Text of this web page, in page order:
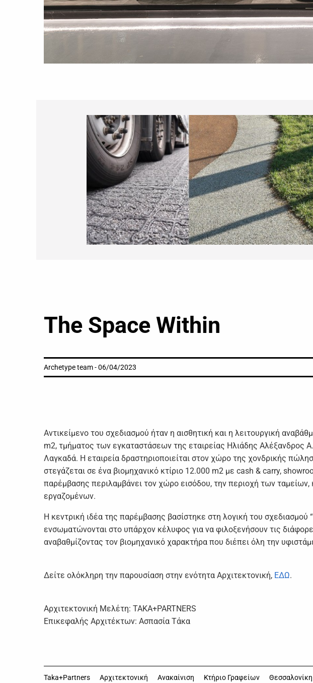
The Space Within
Archetype team - 06/04/2023
Αντικείμενο του σχεδιασμού ήταν η αισθητική και η λειτουργική
m2, τμήματος των εγκαταστάσεων της εταιρείας Ηλιάδης Αλέξανδρος
Λαγκαδά. Η εταιρεία δραστηριοποιείται στον χώρο της χονδρικής
στεγάζεται σε ένα βιομηχανικό κτίριο 12.000 m2 με cash & carry,
παρέμβασης περιλαμβάνει τον χώρο εισόδου, την περιοχή των
εργαζομένων.
Η κεντρική ιδέα της παρέμβασης βασίστηκε στη λογική του σχεδιασμού
ενσωματώνονται στο υπάρχον κέλυφος για να φιλοξενήσουν τις
αναβαθμίζοντας τον βιομηχανικό χαρακτήρα που διέπει όλη την
Δείτε ολόκληρη την παρουσίαση στην ενότητα Αρχιτεκτονική, ΕΔΩ.
Αρχιτεκτονική Μελέτη: TAKA+PARTNERS
Επικεφαλής Αρχιτέκτων: Ασπασία Τάκα
Taka+Partners Αρχιτεκτονική Ανακαίνιση Κτήριο Γραφείων Θεσσαλονίκη